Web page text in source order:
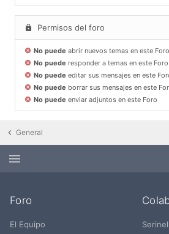
Permisos del foro
No puede abrir nuevos temas en este Foro
No puede responder a temas en este Foro
No puede editar sus mensajes en este
No puede borrar sus mensajes en este
No puede enviar adjuntos en este Foro
General
Foro
El Equipo Serinel